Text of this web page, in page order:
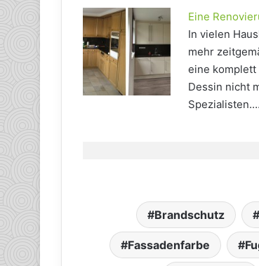
Eine
In vielen
mehr
eine komplett
Dessin nicht
Spezialisten.…
Brandschutz
Fassadenfarbe